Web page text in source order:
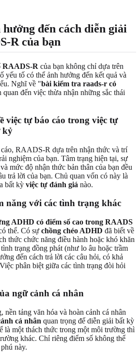
hưởng đến cách diễn giải
R của bạn
RAADS-R của bạn không chỉ dựa trên
yếu tố có thể ảnh hưởng đến kết quả và
Nghĩ về "bài kiểm tra raads-r có
quan đến việc thừa nhận những sắc thái
việc tự báo cáo trong việc tự
kỷ
RAADS-R dựa trên nhận thức và trí
nghiệm của bạn. Tâm trạng hiện tại, sự
mức độ nhận thức bản thân của bạn đều
trả lời của bạn. Chủ quan vốn có này là
bất kỳ việc tự đánh giá nào.
năng với các tình trạng khác
ADHD có điểm số cao trong RAADS
thể. Có sự chồng chéo ADHD đã biết về
thức chức năng điều hành hoặc khó khăn
trạng đồng phát (như lo âu hoặc trầm
đến cách trả lời các câu hỏi, có khả
phân biệt giữa các tình trạng đòi hỏi
ngữ cảnh cá nhân
nền tảng văn hóa và hoàn cảnh cá nhân
cá nhân quan trọng để diễn giải bất kỳ
là một thách thức trong một môi trường thì
khác. Chỉ riêng điểm số không thể
này.